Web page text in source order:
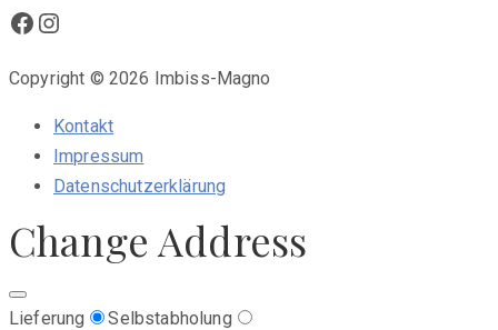
Facebook
Instagram
Copyright © 2026 Imbiss-Magno
Kontakt
Impressum
Datenschutzerklärung
Change Address
Lieferung Selbstabholung